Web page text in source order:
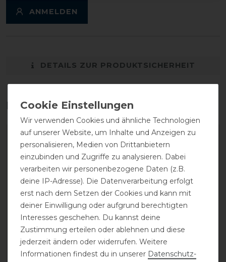
ANMELDEN
DETAILS ZUR PRODUKTSICHERHEIT
Das perfekte Zubehör für dich
-20%
Covalliero Hoody
Sweater FS26 Damen
-20%
Covalliero Turnierjacket
FS26 Damen
Wir verwenden Cookies und ähnliche Technologien
auf unserer Website, um Inhalte und Anzeigen zu
personalisieren, Medien von Drittanbietern
einzubinden und Zugriffe zu analysieren. Dabei
verarbeiten wir personenbezogene Daten (z.B.
deine IP-Adresse). Die Datenverarbeitung erfolgt
erst nach dem Setzen der Cookies und kann mit
deiner Einwilligung oder aufgrund berechtigten
Interesses geschehen. Du kannst deine
Zustimmung erteilen oder ablehnen und diese
jederzeit ändern oder widerrufen. Weitere
Informationen findest du in unserer Daten­schutz­